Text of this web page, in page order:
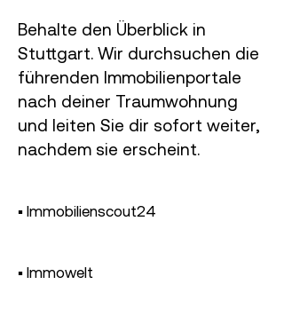
Behalte den Überblick in
Stuttgart. Wir durchsuchen die
führenden Immobilienportale
nach deiner Traumwohnung
und leiten Sie dir sofort weiter,
nachdem sie erscheint.
▪︎ Immobilienscout24
▪︎ Immowelt